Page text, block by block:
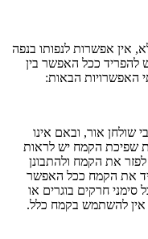
אין אפשרות לנפותו בנפה
להפריד ככל האפשר בין
האפשרויות הבאות:
שולחן אור, ובאם אינו
שפיכת הקמח יש לראות
את הקמח ולהתבונן
את הקמח ככל האפשר
סימני חרקים בוגרים או
אין להשתמש בקמח כלל.